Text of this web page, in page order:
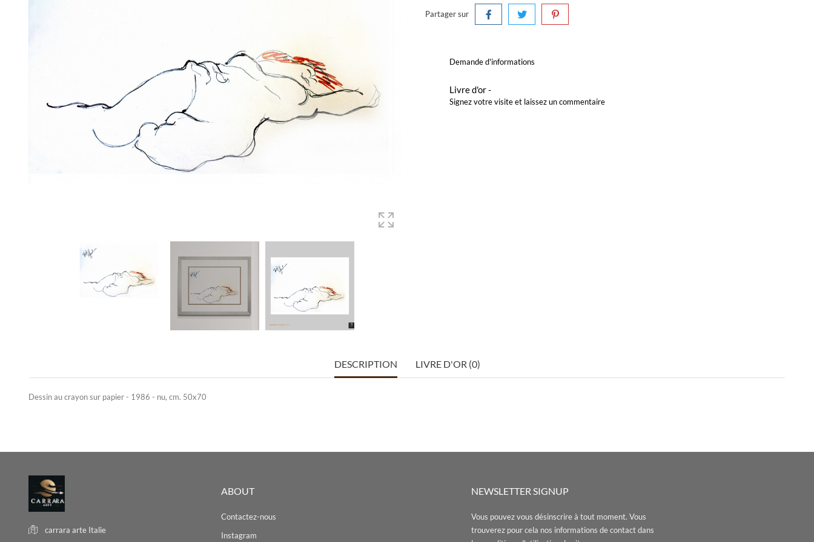
Partager sur
Demande d'informations
Livre d'or -
Signez votre visite et laissez un commentaire
DESCRIPTION LIVRE D'OR (0)
Dessin au crayon sur papier - 1986 - nu, cm. 50x70
carrara arte Italie
ABOUT
Contactez-nous
Instagram
NEWSLETTER SIGNUP
Vous pouvez vous désinscrire à tout moment. Vous
trouverez pour cela nos informations de contact dans